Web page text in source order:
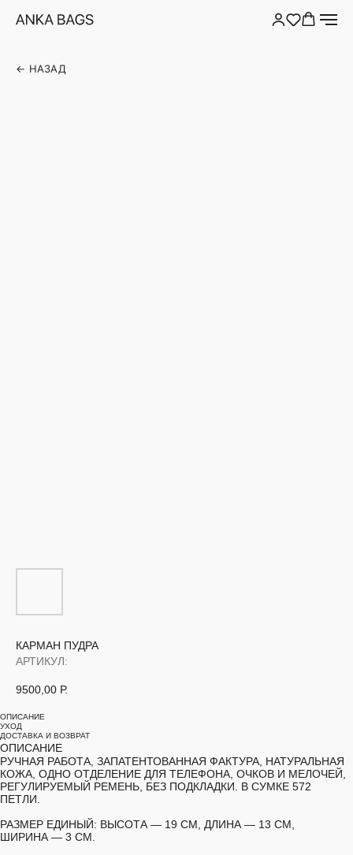
← НАЗАД
КАРМАН ПУДРА
АРТИКУЛ:
9500,00 Р.
ОПИСАНИЕ
УХОД
ДОСТАВКА И ВОЗВРАТ
ОПИСАНИЕ
РУЧНАЯ РАБОТА, ЗАПАТЕНТОВАННАЯ ФАКТУРА, НАТУРАЛЬНАЯ
КОЖА, ОДНО ОТДЕЛЕНИЕ ДЛЯ ТЕЛЕФОНА, ОЧКОВ И МЕЛОЧЕЙ,
РЕГУЛИРУЕМЫЙ РЕМЕНЬ, БЕЗ ПОДКЛАДКИ. В СУМКЕ 572
ПЕТЛИ.
РАЗМЕР ЕДИНЫЙ: ВЫСОТА — 19 СМ, ДЛИНА — 13 СМ,
ШИРИНА — 3 СМ.